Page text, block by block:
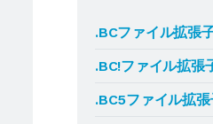
.BCファイル拡張
.BC!ファイル拡張
.BC5ファイル拡張